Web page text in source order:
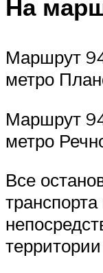
На
Маршрут
метро
Маршрут
метро
Все